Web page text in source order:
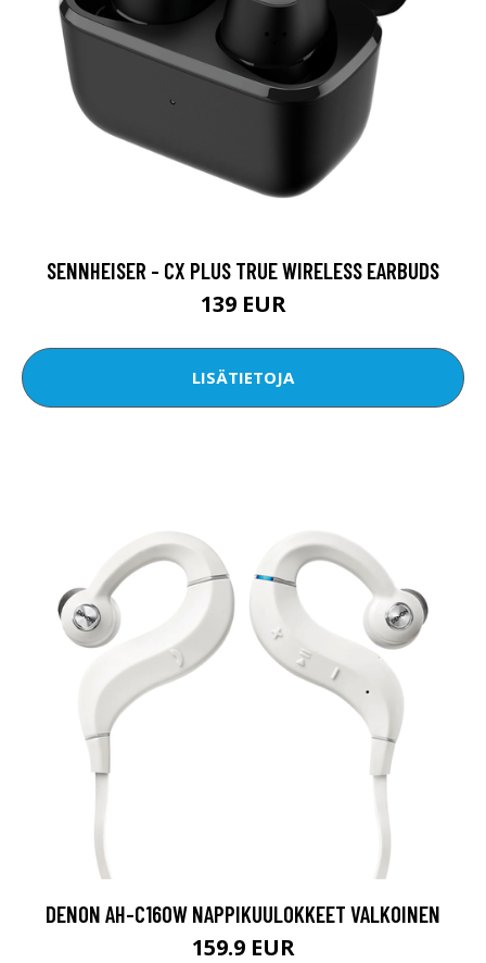
SENNHEISER - CX PLUS TRUE WIRELESS EARBUDS
139 EUR
LISÄTIETOJA
DENON AH-C160W NAPPIKUULOKKEET VALKOINEN
159.9 EUR